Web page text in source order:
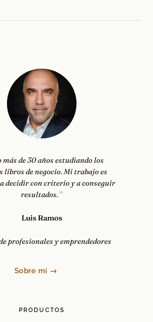
más de 30 años estudiando los
libros de negocio. Mi trabajo es
decidir con criterio y a conseguir
resultados.
Luis Ramos
profesionales y emprendedores
Sobre mí →
PRODUCTOS